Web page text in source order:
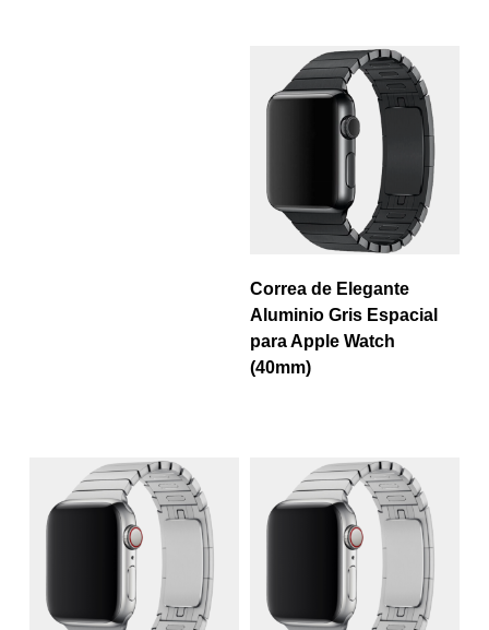
Correa de Elegante
Aluminio Gris Espacial
para Apple Watch
(40mm)